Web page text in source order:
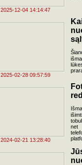
2025-12-04 14:14:47
2025-02-28 09:57:59
2024-02-21 13:28:40
net